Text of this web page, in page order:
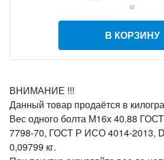
кг
В КОРЗИНУ
ВНИМАНИЕ !!!
Данный товар продаётся в
Вес одного болта М16х 40.88
7798-70, ГОСТ Р ИСО 4014-2013,
0,09799 кг.